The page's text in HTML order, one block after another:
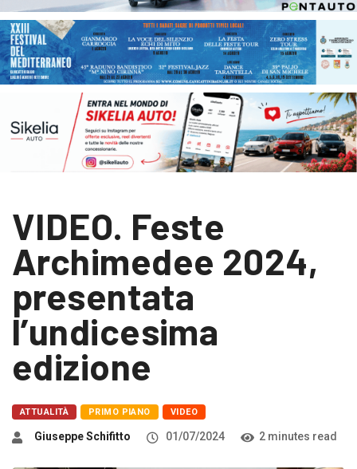
VIDEO. Feste
Archimedee 2024,
presentata
l’undicesima
edizione
ATTUALITÀ PRIMO PIANO VIDEO
Giuseppe Schifitto 01/07/2024 2 minutes read